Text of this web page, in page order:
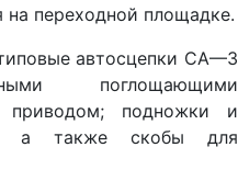
на переходной площадке.
автосцепки СА—3
поглощающими
приводом; подножки и
а также скобы для